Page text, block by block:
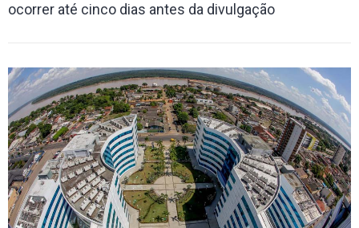
ocorrer até cinco dias antes da divulgação